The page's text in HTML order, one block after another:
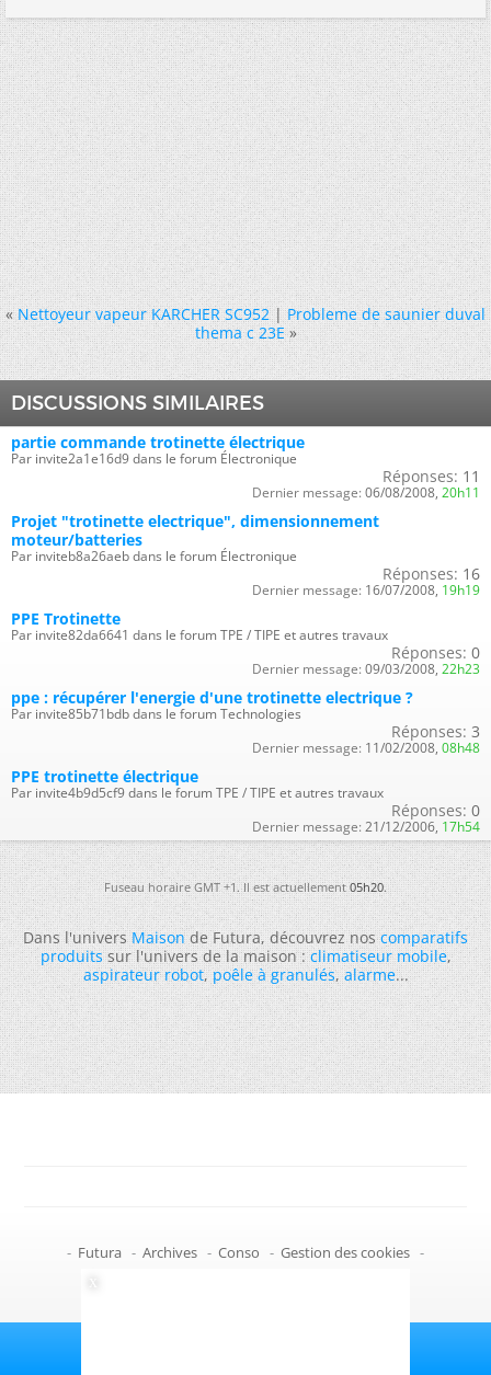
« Nettoyeur vapeur KARCHER SC952|Probleme de saunier duval
thema c 23E »
DISCUSSIONS SIMILAIRES
partie commande trotinette électrique
Par invite2a1e16d9 dans le forum Électronique
Réponses: 11
Dernier message: 06/08/2008, 20h11
Projet "trotinette electrique", dimensionnement
moteur/batteries
Par inviteb8a26aeb dans le forum Électronique
Réponses: 16
Dernier message: 16/07/2008, 19h19
PPE Trotinette
Par invite82da6641 dans le forum TPE / TIPE et autres travaux
Réponses: 0
Dernier message: 09/03/2008, 22h23
ppe : récupérer l'energie d'une trotinette electrique ?
Par invite85b71bdb dans le forum Technologies
Réponses: 3
Dernier message: 11/02/2008, 08h48
PPE trotinette électrique
Par invite4b9d5cf9 dans le forum TPE / TIPE et autres travaux
Réponses: 0
Dernier message: 21/12/2006, 17h54
Fuseau horaire GMT +1. Il est actuellement05h20.
Dans l'universMaisonde Futura, découvrez noscomparatifs
produitssur l'univers de la maison :climatiseur mobile,
aspirateur robot,poêle à granulés,alarme...
- Futura - Archives - Conso - Gestion des cookies -